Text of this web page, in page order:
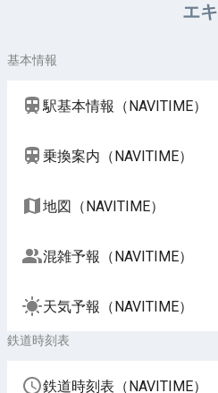
エキ
基本情報
駅基本情報（NAVITIME）
乗換案内（NAVITIME）
地図（NAVITIME）
混雑予報（NAVITIME）
天気予報（NAVITIME）
鉄道時刻表
鉄道時刻表（NAVITIME）